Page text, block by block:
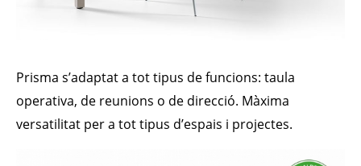
Prisma s’adaptat a tot tipus de funcions: taula
operativa, de reunions o de direcció. Màxima
versatilitat per a tot tipus d’espais i projectes.